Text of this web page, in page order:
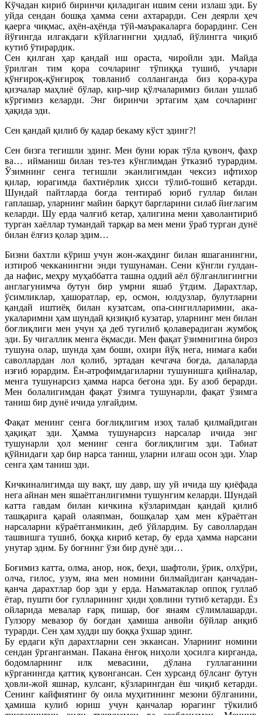
Кўчадан кириб биринчи қиладиган ишим сени излаш эди. Бу
уйда сендан бошқа ҳамма сени ахтарарди. Сен деярли ҳеч
қаерга чиқмас, аҳён-аҳёнда тўй-маъракаларга борардинг. Сен
йўғингда илгакдаги кўйлагингни ҳидлаб, йўлингга чиқиб
кутиб ўтирардик.
Сен қилган ҳар қандай иш ораста, чиройли эди. Майда
ўрилган тим қора сочларинг тўпиққа тушиб, учлари
қўнғироқ-қўнғироқ товланиб солланганда биз қора-қура
қизчалар маҳлиё бўлар, кир-чир қўлчаларимиз билан ушлаб
кўргимиз келарди. Энг биринчи эртагим ҳам сочларинг
ҳақида эди.
Сен қандай қилиб бу қадар бекаму кўст эдинг?!
Сен бизга тегишли эдинг. Мен буни юрак тўла қувонч, фахр
ва… ийманиш билан тез-тез кўнглимдан ўтказиб турардим.
Ўзимнинг сенга тегишли эканлигимдан чексиз ифтихор
қилар, юрагимда бахтиёрлик ҳисси тўлиб-тошиб кетарди.
Шундай пайтларда боғда тентираб юриб гуллар билан
гаплашар, уларнинг майин барқут баргларини силаб йиғлагим
келарди. Шу ерда чалғиб кетар, ҳалигина мени ҳаволантириб
турган хаёллар тумандай тарқар ва мен мени ўраб турган дунё
билан ёлғиз қолар эдим…
Бизни бахтли кўриш учун жон-жаҳдинг билан яшаганингни,
изтироб чекканингни энди тушунаман. Сени кўнгли гулдан-
да нафис, меҳру муҳаббатга ташна оддий аёл бўлганлигингни
англагунимча бутун бир умрни яшаб ўтдим. Дарахтлар,
ўсимликлар, ҳашоратлар, ер, осмон, юлдузлар, булутларни
қандай иштиёқ билан кузатсам, опа-сингилларимни, ака-
укаларимни ҳам шундай қизиқиб кузатар, уларнинг мен билан
боғлиқлиги мен учун ҳа деб тугилиб қолаверадиган жумбоқ
эди. Бу чигаллик менга ёқмасди. Мен фақат ўзимнигина бироз
тушуна олар, шунда ҳам боши, охири йўқ нега, нимага каби
саволлардан лол қолиб, эртадан кечгача боғда, далаларда
изғиб юрардим. Ён-атрофимдагиларни тушунишга қийналар,
менга тушунарсиз ҳамма нарса бегона эди. Бу азоб берарди.
Мен болалигимдан фақат ўзимга тушунарли, фақат ўзимга
таниш бир дунё ичида улғайдим.
Фақат менинг сенга боғлиқлигим изоҳ талаб қилмайдиган
ҳақиқат эди. Ҳамма тушунарсиз нарсалар ичида энг
тушунарли ҳол менинг сенга боғлиқлигим эди. Табиат
қўйнидаги ҳар бир нарса таниш, уларни илғаш осон эди. Улар
сенга ҳам таниш эди.
Кичкиналигимда шу вақт, шу давр, шу уй ичида шу қиёфада
нега айнан мен яшаётганлигимни тушунгим келарди. Шундай
катта гавдам билан кичкина кўзларимдан қандай қилиб
ташқарига қарай олаяпман, бошқалар ҳам мен кўраётган
нарсаларни кўраётганмикин, деб ўйлардим. Бу саволлардан
ташвишга тушиб, боққа кириб кетар, бу ерда ҳамма нарсани
унутар эдим. Бу боғнинг ўзи бир дунё эди…
Боғимиз катта, олма, анор, нок, беҳи, шафтоли, ўрик, олхўри,
олча, гилос, узум, яна мен номини билмайдиган қанчадан-
қанча дарахтлар бор эди у ерда. Наъматаклар оппоқ гуллаб
ётар, пушти боғ гулларининг ҳиди ҳовлини тутиб кетарди. Ёз
ойларида мевалар ғарқ пишар, боғ янаям сўлимлашарди.
Гулзору мевазор бу боғдан ҳамиша анвойи бўйлар анқиб
турарди. Сен ҳам худди шу боққа ўхшар эдинг.
Бу ердаги кўп дарахтларни сен эккансан. Уларнинг номини
сендан ўрганганман. Пакана ёнғоқ ниҳоли ҳосилга кирганда,
бодомларнинг илк мевасини, дўлана гуллаганини
кўрганингда қаттиқ қувонгансан. Сен хурсанд бўлсанг бутун
ҳовли-жой яшнар, кулсанг, кўзларингдан ёш чиқиб кетарди.
Сенинг кайфиятинг бу оила муҳитининг мезони бўлганини,
ҳамиша кулиб юриш учун қанчалар юрагинг тўкилиб